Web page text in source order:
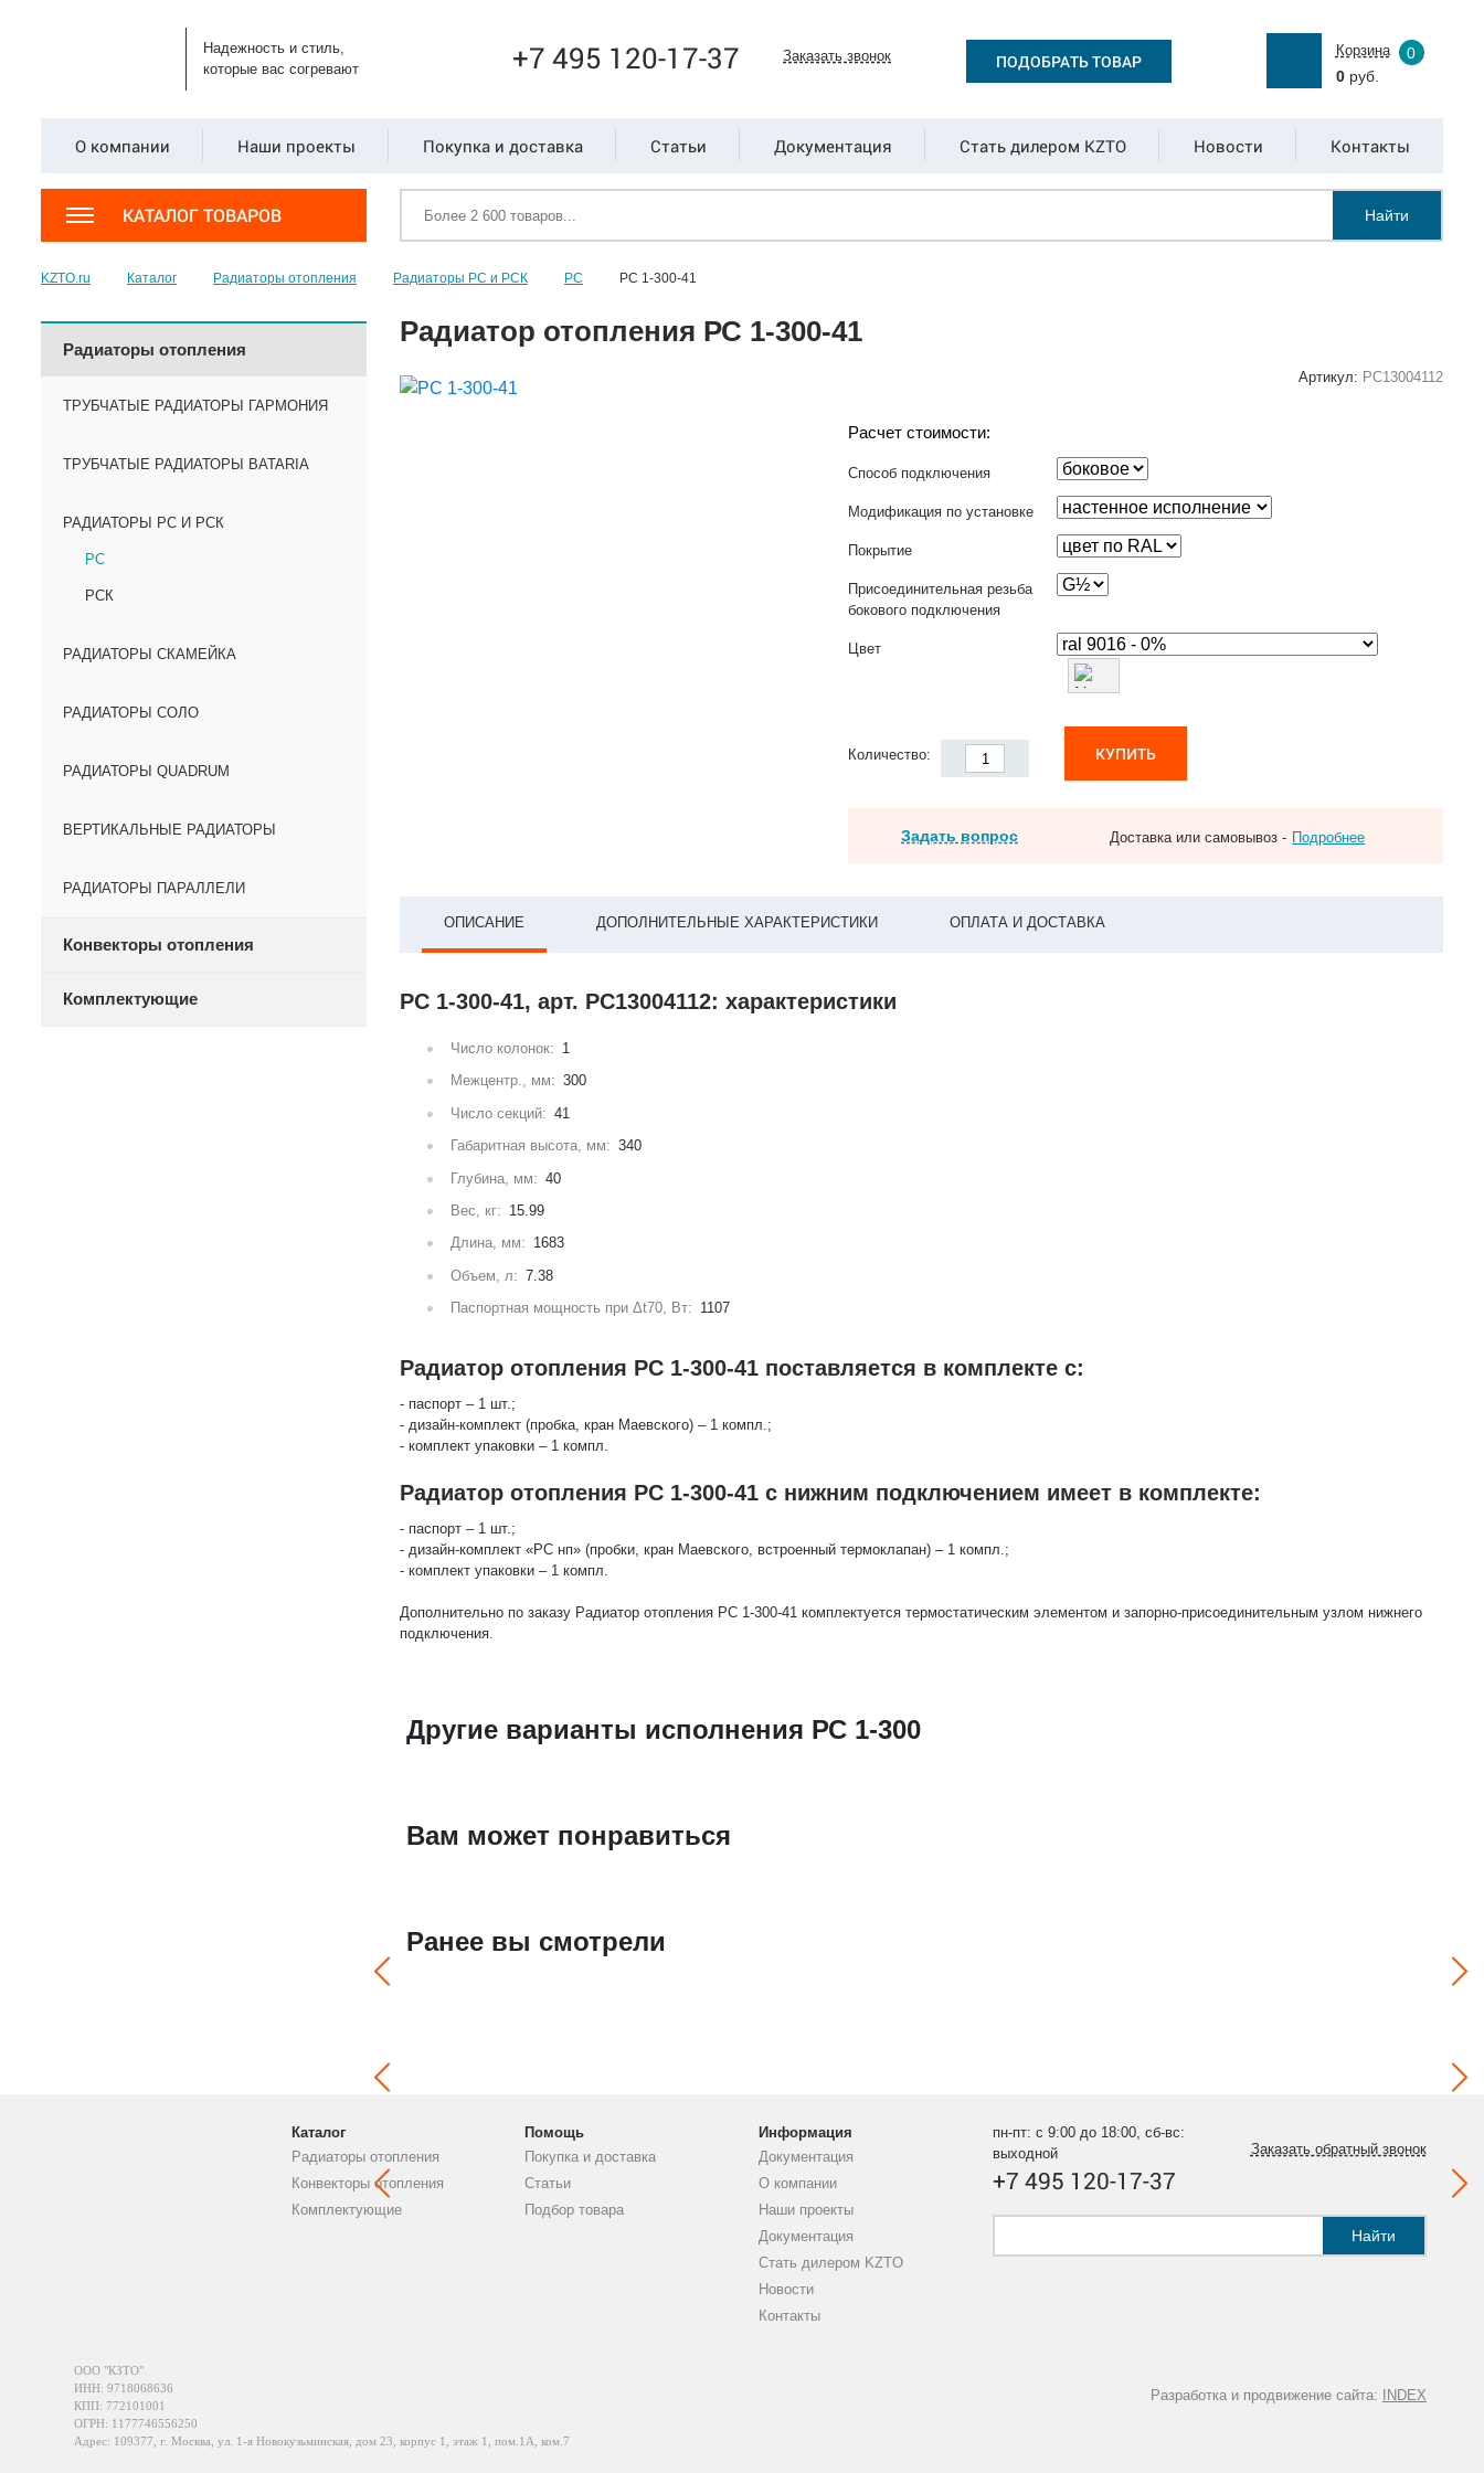
Надежность и стиль,
которые вас согревают
+7 495 120-17-37 Заказать звонок ПОДОБРАТЬ ТОВАР
Корзина
0
0руб.
О компании Наши проекты Покупка и доставка Статьи Документация Стать дилером KZTO Новости Контакты
КАТАЛОГ ТОВАРОВ Найти
KZTO.ru Каталог Радиаторы отопления Радиаторы РС и РСК РС РС 1-300-41
Радиаторы отопления
ТРУБЧАТЫЕ РАДИАТОРЫ ГАРМОНИЯ
ТРУБЧАТЫЕ РАДИАТОРЫ BATARIA
РАДИАТОРЫ РС И РСК
РС
РСК
РАДИАТОРЫ СКАМЕЙКА
РАДИАТОРЫ СОЛО
РАДИАТОРЫ QUADRUM
ВЕРТИКАЛЬНЫЕ РАДИАТОРЫ
РАДИАТОРЫ ПАРАЛЛЕЛИ
Конвекторы отопления
Комплектующие
Радиатор отопления РС 1-300-41
Артикул: РС13004112
Расчет стоимости:
Способ подключения
Модификация по установке
Покрытие
Присоединительная резьба
бокового подключения
Цвет
Количество: КУПИТЬ
Задать вопрос Доставка или самовывоз - Подробнее
ОПИСАНИЕ ДОПОЛНИТЕЛЬНЫЕ ХАРАКТЕРИСТИКИ ОПЛАТА И ДОСТАВКА
РС 1-300-41, арт. РС13004112: характеристики
Число колонок: 1
Межцентр., мм: 300
Число секций: 41
Габаритная высота, мм: 340
Глубина, мм: 40
Вес, кг: 15.99
Длина, мм: 1683
Объем, л: 7.38
Паспортная мощность при Δt70, Вт: 1107
Радиатор отопления РС 1-300-41 поставляется в комплекте с:
- паспорт – 1 шт.;
- дизайн-комплект (пробка, кран Маевского) – 1 компл.;
- комплект упаковки – 1 компл.
Радиатор отопления РС 1-300-41 с нижним подключением имеет в комплекте:
- паспорт – 1 шт.;
- дизайн-комплект «РС нп» (пробки, кран Маевского, встроенный термоклапан) – 1 компл.;
- комплект упаковки – 1 компл.
Дополнительно по заказу Радиатор отопления РС 1-300-41 комплектуется термостатическим элементом и запорно-присоединительным узлом нижнего
подключения.
Другие варианты исполнения РС 1-300
Вам может понравиться
Ранее вы смотрели
Каталог
Радиаторы отопления
Конвекторы отопления
Комплектующие
Помощь
Покупка и доставка
Статьи
Подбор товара
Информация
Документация
О компании
Наши проекты
Документация
Стать дилером KZTO
Новости
Контакты
пн-пт: с 9:00 до 18:00, сб-вс:
выходной
+7 495 120-17-37
Заказать обратный звонок
Найти
Разработка и продвижение сайта: INDEX
ООО "КЗТО"
ИНН: 9718068636
КПП: 772101001
ОГРН: 1177746556250
Адрес: 109377, г. Москва, ул. 1-я Новокузьминская, дом 23, корпус 1, этаж 1, пом.1А, ком.7